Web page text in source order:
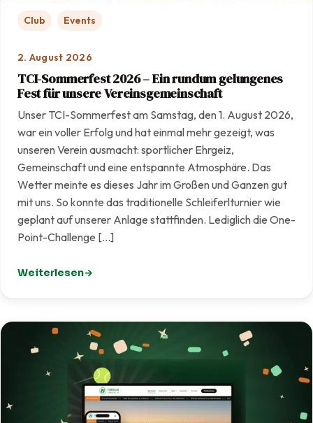
Club Events
2. August 2026
TCI-Sommerfest 2026 – Ein rundum gelungenes
Fest für unsere Vereinsgemeinschaft
Unser TCI-Sommerfest am Samstag, den 1. August 2026,
war ein voller Erfolg und hat einmal mehr gezeigt, was
unseren Verein ausmacht: sportlicher Ehrgeiz,
Gemeinschaft und eine entspannte Atmosphäre. Das
Wetter meinte es dieses Jahr im Großen und Ganzen gut
mit uns. So konnte das traditionelle Schleiferlturnier wie
geplant auf unserer Anlage stattfinden. Lediglich die One-
Point-Challenge […]
Weiterlesen
: TCI-Sommerfest 2026 – Ein rundum gelungenes Fest